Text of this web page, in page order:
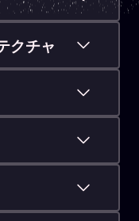
設定でき、成長
意思決定を行う
を構築しま
直接管理しま
的な責任などあ
に役立ち、外
当て、メモ取
クチャ
ークフローのす
本当に重要な
また、
ションであり、
できるようサポ
で業界標準の整
速作成のため
す。
可能なプロジェ
うありません。
す。
イデアを瞬時に